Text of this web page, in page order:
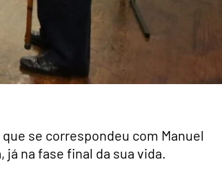
se correspondeu com Manuel
na fase final da sua vida.